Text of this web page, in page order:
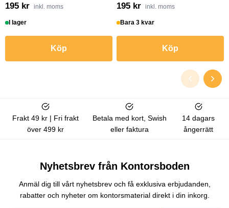
195 kr inkl. moms
I lager
Köp
195 kr inkl. moms
Bara 3 kvar
Köp
Frakt 49 kr | Fri frakt
över 499 kr
Betala med kort, Swish
eller faktura
14 dagars
ångerrätt
Nyhetsbrev från Kontorsboden
Anmäl dig till vårt nyhetsbrev och få exklusiva erbjudanden,
rabatter och nyheter om kontorsmaterial direkt i din inkorg.